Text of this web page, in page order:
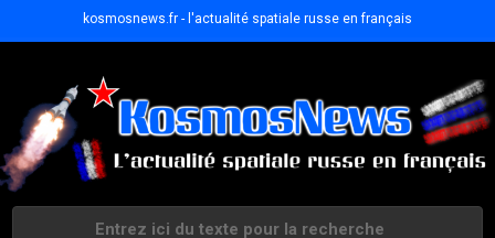
kosmosnews.fr - l'actualité spatiale russe en français